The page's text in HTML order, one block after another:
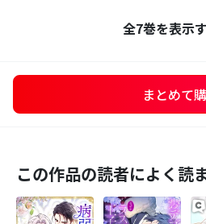
全7巻を表示
まとめて
この作品の読者によく読